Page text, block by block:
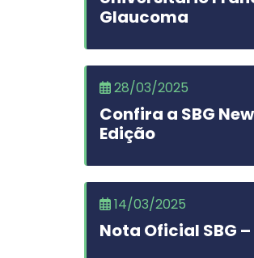
Glaucoma
28/03/2025
Confira a SBG
Edição
14/03/2025
Nota Oficial SBG